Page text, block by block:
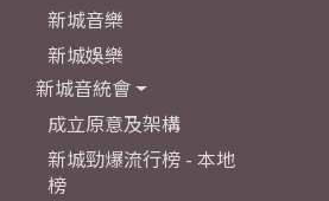
新城音樂
新城娛樂
新城音統會
成立原意及架構
新城勁爆流行榜 - 本地
榜